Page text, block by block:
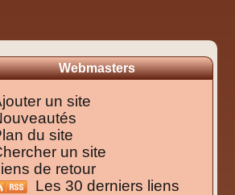
Webmasters
un site
du site
un site
de retour
Les 30 derniers liens